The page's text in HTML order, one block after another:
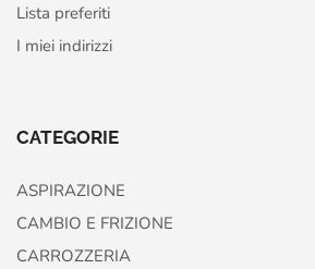
Lista preferiti
I miei indirizzi
CATEGORIE
ASPIRAZIONE
CAMBIO E FRIZIONE
CARROZZERIA